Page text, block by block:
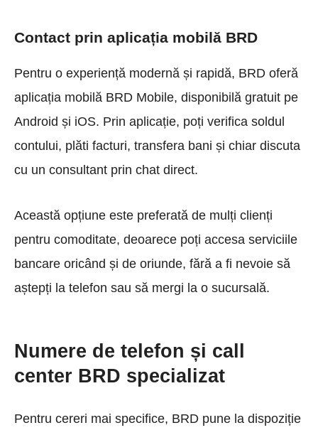
Contact prin aplicația mobilă BRD
Pentru o experiență modernă și rapidă, BRD oferă
aplicația mobilă BRD Mobile, disponibilă gratuit pe
Android și iOS. Prin aplicație, poți verifica soldul
contului, plăti facturi, transfera bani și chiar discuta
cu un consultant prin chat direct.
Această opțiune este preferată de mulți clienți
pentru comoditate, deoarece poți accesa serviciile
bancare oricând și de oriunde, fără a fi nevoie să
aștepți la telefon sau să mergi la o sucursală.
Numere de telefon și call
center BRD specializat
Pentru cereri mai specifice, BRD pune la dispoziție